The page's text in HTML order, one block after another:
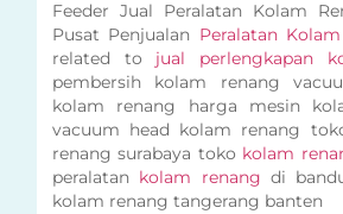
Feeder Jual Peralatan Kolam
Pusat Penjualan Peralatan
related to jual perlengkapan
pembersih kolam renang
kolam renang harga mesin
vacuum head kolam renang
renang surabaya toko kolam
peralatan kolam renang di
kolam renang tangerang banten